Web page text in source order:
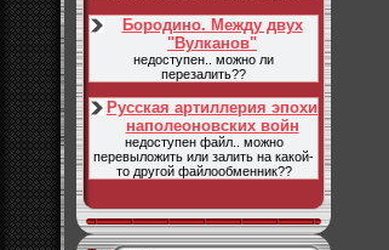
Бородино. Между двух
"Вулканов"
недоступен.. можно ли
перезалить??
Русская артиллерия эпохи
наполеоновских войн
недоступен файл.. можно
перевыложить или залить на какой-
то другой файлообменник??